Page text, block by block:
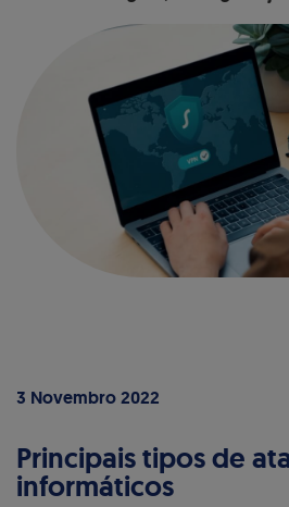
3 Novembro 2022
Principais tipos de
informáticos